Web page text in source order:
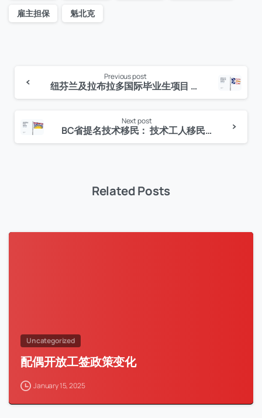
雇主担保 魁北克
Continue
Reading
Previous post
纽芬兰及拉布拉多国际毕业生项目 NLPNP International Graduate
Next post
BC省提名技术移民： 技术工人移民项目 BCPNP Skills Immigration：Skilled Worker
Related Posts
Uncategorized
配偶开放工签政策变化
January 15, 2025